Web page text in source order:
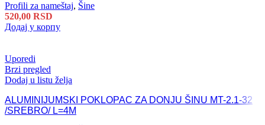
Profili za nameštaj, Šine
520,00 RSD
Додај у корпу
Uporedi
Brzi pregled
Dodaj u listu želja
ALUMINIJUMSKI POKLOPAC ZA DONJU ŠINU MT-2.1-32
/SREBRO/ L=4M